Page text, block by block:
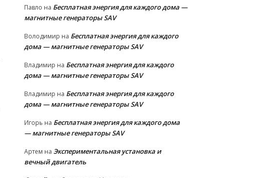
Павло на Бесплатная энергия для каждого дома —
магнитные генераторы SAV
Володимир на Бесплатная энергия для каждого
дома — магнитные генераторы SAV
Владимир на Бесплатная энергия для каждого
дома — магнитные генераторы SAV
Владимир на Бесплатная энергия для каждого
дома — магнитные генераторы SAV
Игорь на Бесплатная энергия для каждого дома
— магнитные генераторы SAV
Артем на Экспериментальная установка и
вечный двигатель